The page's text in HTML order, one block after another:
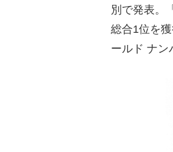
別で発表。
総合1位を
ールド ナン